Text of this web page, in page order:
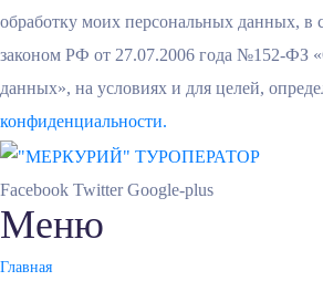
обработку моих персональных данных, в
законом РФ от 27.07.2006 года №152-ФЗ
данных», на условиях и для целей,
конфиденциальности.
Facebook Twitter Google-plus
Меню
Главная